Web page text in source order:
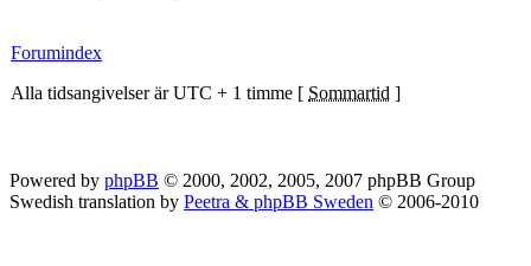
Forumindex
Alla tidsangivelser är UTC + 1 timme [ Sommartid ]
Powered by phpBB © 2000, 2002, 2005, 2007 phpBB Group
Swedish translation by Peetra & phpBB Sweden © 2006-2010